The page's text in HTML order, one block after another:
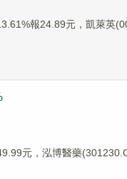
報24.89元，凱萊英
元，泓博醫藥